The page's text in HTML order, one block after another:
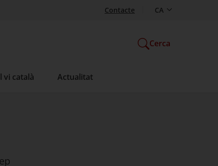
Contacte S'obre en una nova
CA
Cerca
vi català Actualitat